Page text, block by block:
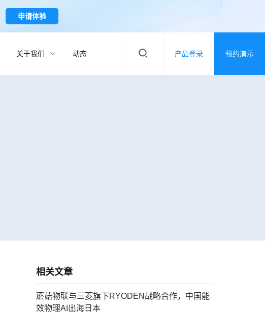
申请体验
关于我们 动态 产品登录 预约演示
相关文章
蘑菇物联与三菱旗下RYODEN战略合作，中国能
效物理AI出海日本